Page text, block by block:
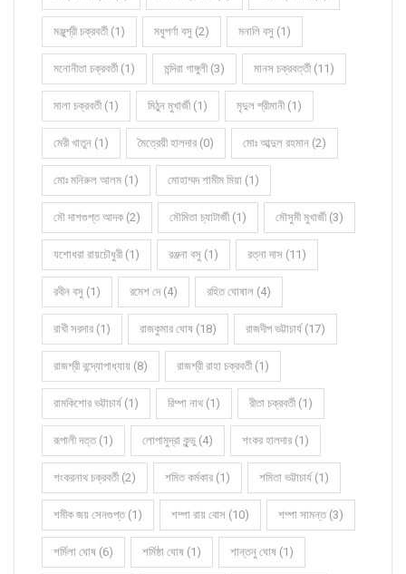
মঞ্জুশ্রী চক্রবর্তী (1) মধুপর্ণা বসু (2) মনালি বসু (1)
মনোনীতা চক্রবর্তী (1) মন্দিরা গাঙ্গুলী (3) মানস চক্রবর্ত্তী (11)
মালা চক্রবর্তী (1) মিঠুন মুখার্জী (1) মৃদুল শ্রীমানী (1)
মেরী খাতুন (1) মৈত্রেয়ী হালদার (0) মোঃ আব্দুল রহমান (2)
মোঃ মনিরুল আলম (1) মোহাম্মদ শামীম মিয়া (1)
মৌ দাশগুপ্ত আদক (2) মৌমিতা চ্যাটার্জী (1) মৌসুমী মুখার্জী (3)
যশোধরা রায়চৌধুরী (1) রঞ্জনা বসু (1) রত্না দাস (11)
রবীন বসু (1) রমেশ দে (4) রহিত ঘোষাল (4)
রাখী সরদার (1) রাজকুমার ঘোষ (18) রাজদীপ ভট্টাচার্য (17)
রাজশ্রী বন্দ্যোপাধ্যায় (8) রাজশ্রী রাহা চক্রবর্তী (1)
রামকিশোর ভট্টাচার্য (1) রিম্পা নাথ (1) রীতা চক্রবর্তী (1)
রূপালী দত্ত (1) লোপামুদ্রা কুন্ডু (4) শংকর হালদার (1)
শংকরনাথ চক্রবর্তী (2) শমিত কর্মকার (1) শমিতা ভট্টাচার্য (1)
শমীক জয় সেনগুপ্ত (1) শম্পা রায় বোস (10) শম্পা সামন্ত (3)
শর্মিলা ঘোষ (6) শর্মিষ্ঠা ঘোষ (1) শান্তনু ঘোষ (1)